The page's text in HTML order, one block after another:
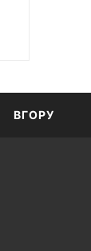
ВГОРУ